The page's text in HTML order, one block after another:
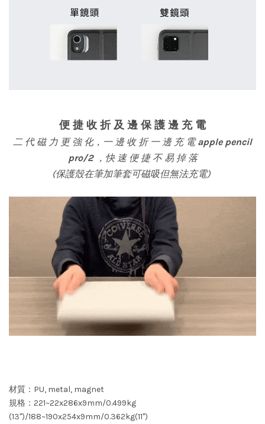
便 捷 收 折 及 邊 保 護 邊 充 電
二 代 磁 力 更 強 化，一 邊 收 折 一 邊 充 電apple pencil
pro/2，快 速 便 捷 不 易 掉 落
(保護殼在筆加筆套可磁吸但無法充電)
材質：PU, metal, magnet
規格：221~22x286x9mm/0.499kg
(13")/188~190x254x9mm/0.362kg(11")